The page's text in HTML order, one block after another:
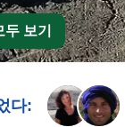
보기
다: